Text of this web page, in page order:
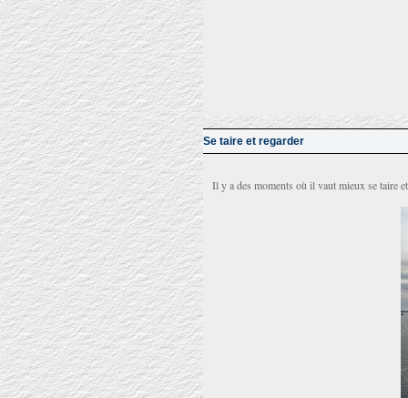
Se taire et regarder
Il y a des moments où il vaut mieux se taire